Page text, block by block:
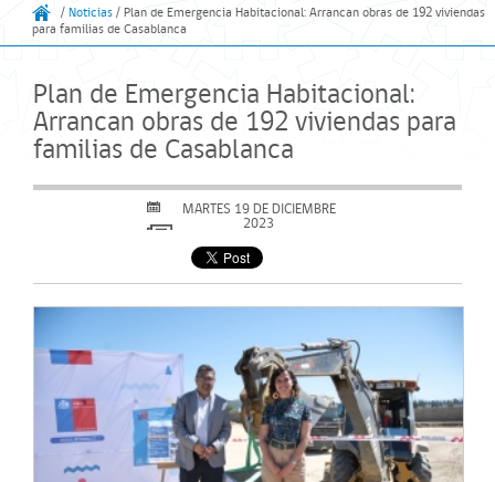
/ Noticias / Plan de Emergencia Habitacional: Arrancan obras de 192 viviendas
para familias de Casablanca
Plan de Emergencia Habitacional:
Arrancan obras de 192 viviendas para
familias de Casablanca
MARTES 19 DE DICIEMBRE
2023